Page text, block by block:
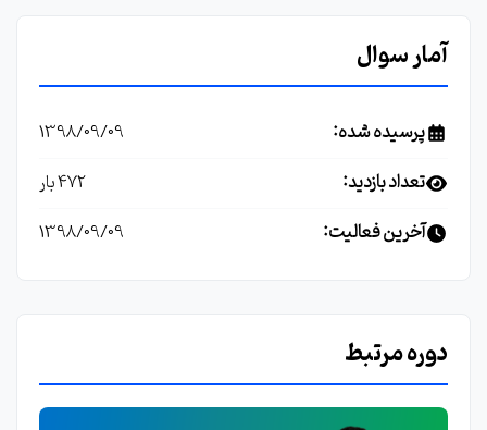
آمار سوال
پرسیده شده: 1398/09/09
تعداد بازدید: 472 بار
آخرین فعالیت: 1398/09/09
دوره مرتبط